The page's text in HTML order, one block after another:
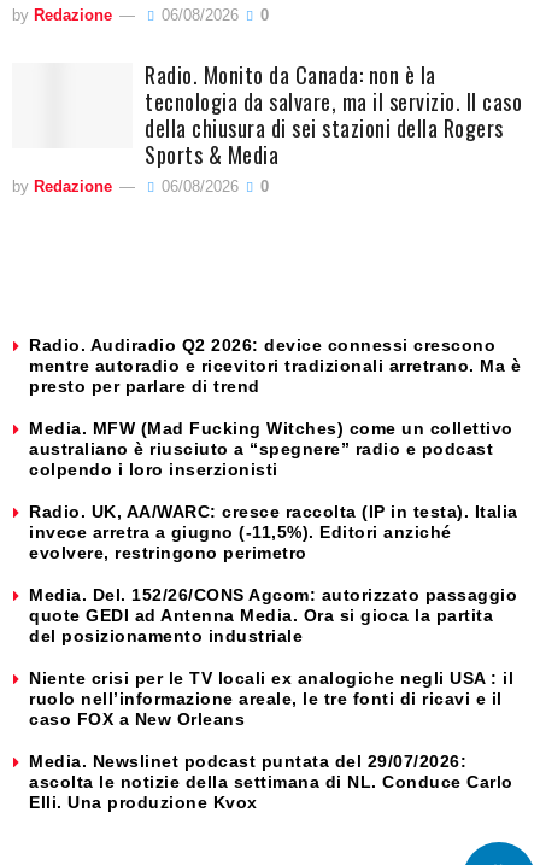
by Redazione 06/08/2026 0
Radio. Monito da Canada: non è la
tecnologia da salvare, ma il servizio. Il caso
della chiusura di sei stazioni della Rogers
Sports & Media
by Redazione 06/08/2026 0
Radio. Audiradio Q2 2026: device connessi crescono
mentre autoradio e ricevitori tradizionali arretrano. Ma è
presto per parlare di trend
Media. MFW (Mad Fucking Witches) come un collettivo
australiano è riusciuto a “spegnere” radio e podcast
colpendo i loro inserzionisti
Radio. UK, AA/WARC: cresce raccolta (IP in testa). Italia
invece arretra a giugno (-11,5%). Editori anziché
evolvere, restringono perimetro
Media. Del. 152/26/CONS Agcom: autorizzato passaggio
quote GEDI ad Antenna Media. Ora si gioca la partita
del posizionamento industriale
Niente crisi per le TV locali ex analogiche negli USA : il
ruolo nell’informazione areale, le tre fonti di ricavi e il
caso FOX a New Orleans
Media. Newslinet podcast puntata del 29/07/2026:
ascolta le notizie della settimana di NL. Conduce Carlo
Elli. Una produzione Kvox